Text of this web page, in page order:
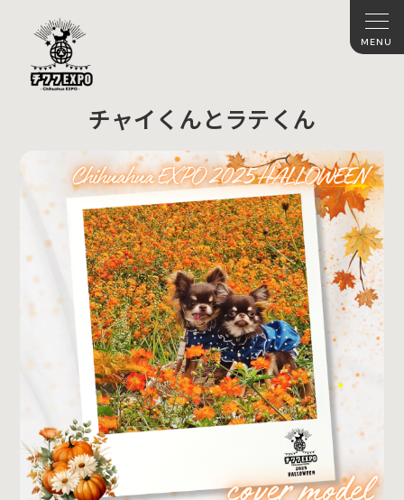
チャイくんとラテくん